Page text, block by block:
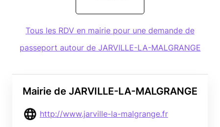
Mairie de JARVILLE-LA-MALGRANGE
http://www.jarville-la-malgrange.fr
Tous les RDV en mairie pour une demande de
passeport autour de JARVILLE-LA-MALGRANGE